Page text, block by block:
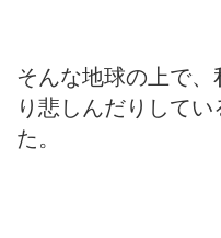
そんな地球の上で
り悲しんだりして
た。